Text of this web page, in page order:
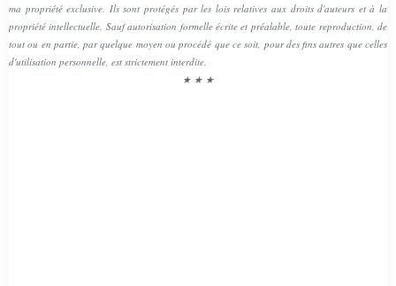
ma propriété exclusive. Ils sont protégés par les lois relatives aux droits d'auteurs et à la
propriété intellectuelle. Sauf autorisation formelle écrite et préalable, toute reproduction, de
tout ou en partie, par quelque moyen ou procédé que ce soit, pour des fins autres que celles
d'utilisation personnelle, est strictement interdite.
★ ★ ★